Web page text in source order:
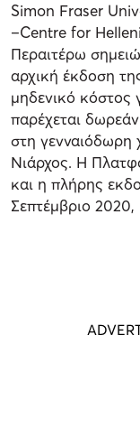
Simon Fraser
–Centre for
Περαιτέρω
αρχική έκδοση
μηδενικό κόστος
παρέχεται
στη γενναιόδωρη
Νιάρχος. Η
και η πλήρης
Σεπτέμβριο 2020,